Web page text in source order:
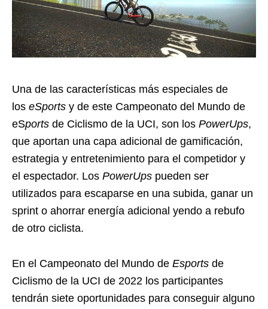
Una de las características más especiales de
los eSports y de este Campeonato del Mundo de
eSports de Ciclismo de la UCI, son los PowerUps,
que aportan una capa adicional de gamificación,
estrategia y entretenimiento para el competidor y
el espectador. Los PowerUps pueden ser
utilizados para escaparse en una subida, ganar un
sprint o ahorrar energía adicional yendo a rebufo
de otro ciclista.
En el Campeonato del Mundo de Esports de
Ciclismo de la UCI de 2022 los participantes
tendrán siete oportunidades para conseguir alguno